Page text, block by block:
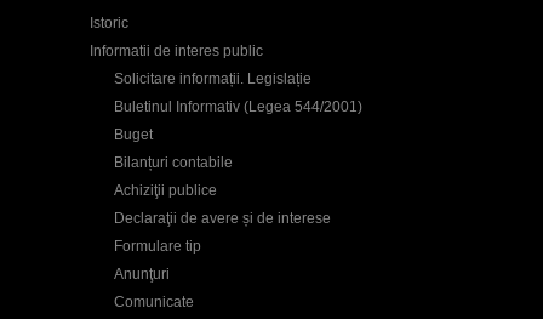
Istoric
Informatii de interes public
Solicitare informații. Legislație
Buletinul Informativ (Legea 544/2001)
Buget
Bilanțuri contabile
Achiziţii publice
Declaraţii de avere și de interese
Formulare tip
Anunţuri
Comunicate